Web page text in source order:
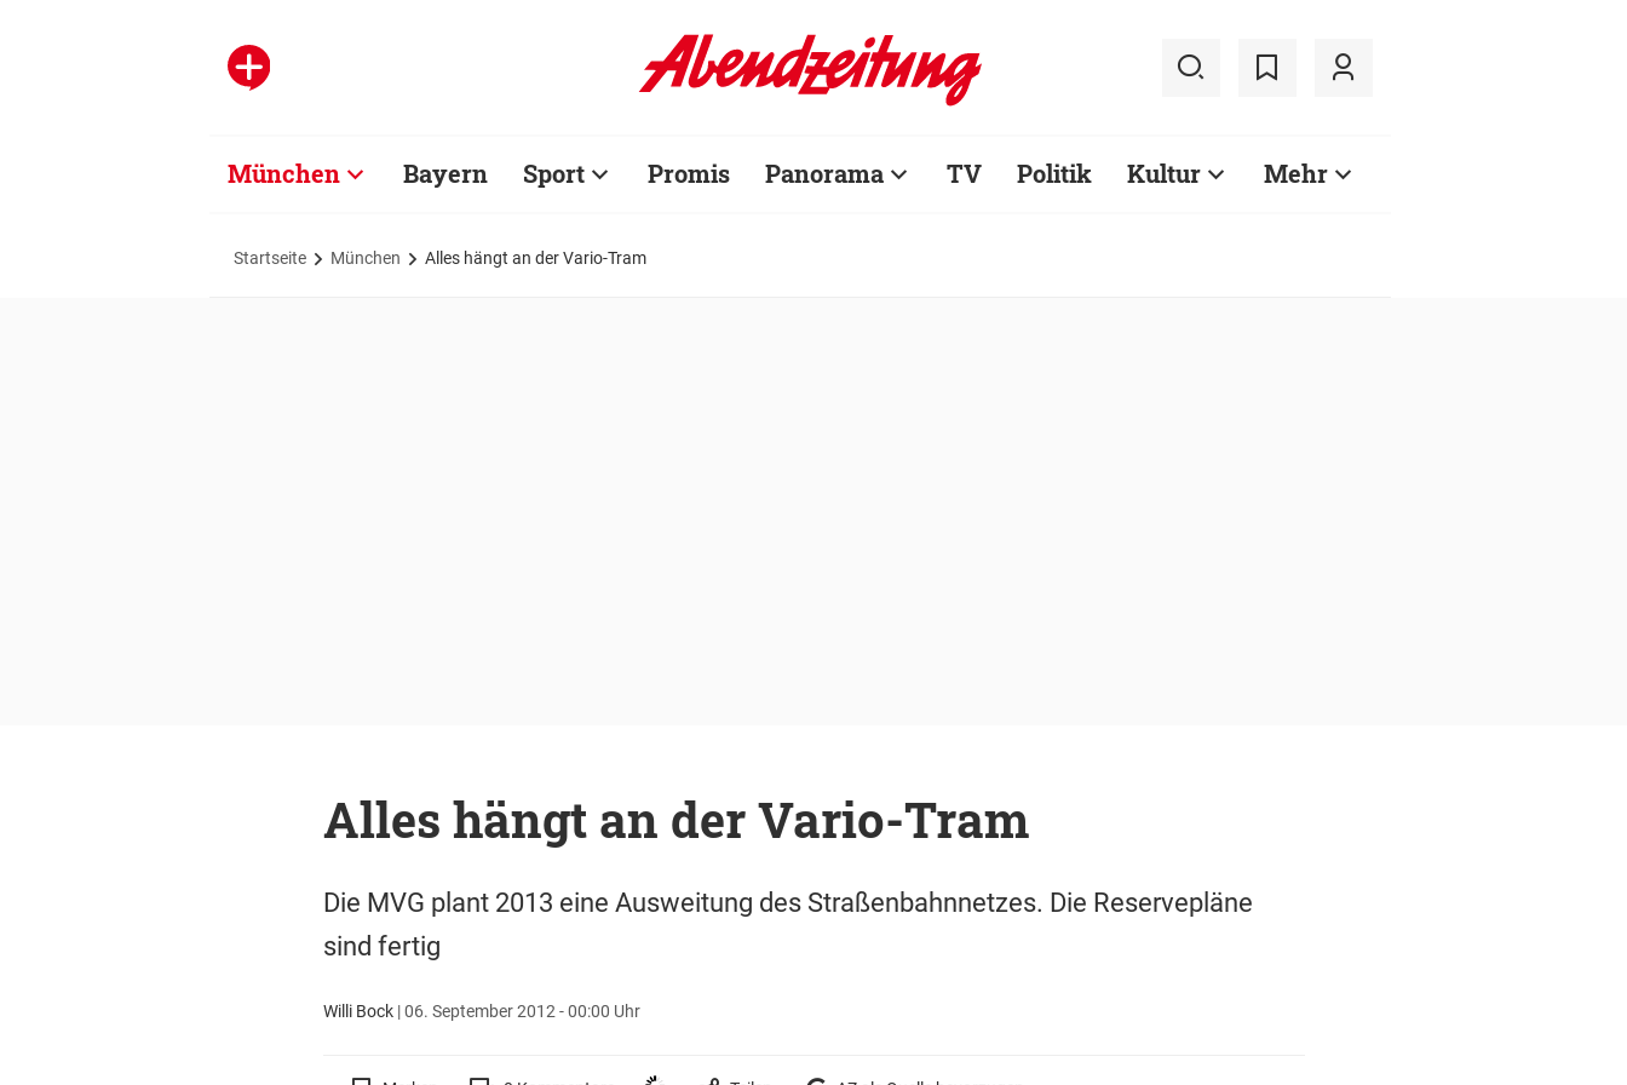
München Bayern Sport Promis Panorama TV Politik Kultur Mehr
Startseite München Alles hängt an der Vario-Tram
Alles hängt an der Vario-Tram
Die MVG plant 2013 eine Ausweitung des Straßenbahnnetzes. Die Reservepläne
sind fertig
Willi Bock|06. September 2012 - 00:00 Uhr